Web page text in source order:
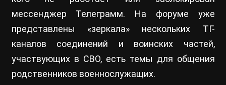
мессенджер Телеграмм. На форуме уже
представлены «зеркала» нескольких ТГ-
каналов соединений и воинских частей,
участвующих в СВО, есть темы для общения
родственников военнослужащих.